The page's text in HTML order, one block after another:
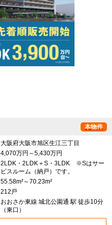
本物件
大阪府大阪市旭区生江三丁目
4,070万円～5,430万円
2LDK・2LDK＋S・3LDK ※Sはサー
ビスルーム（納戸）です。
55.58m²～70.23m²
212戸
おおさか東線 城北公園通 駅 徒歩10分
（東口）